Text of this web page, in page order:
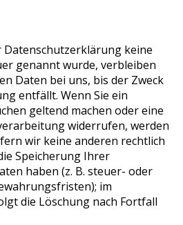
keine
genannt wurde, verbleiben
Daten bei uns, bis der Zweck
entfällt. Wenn Sie ein
geltend machen oder eine
widerrufen, werden
wir keine anderen rechtlich
Speicherung Ihrer
haben (z. B. steuer- oder
im
die Löschung nach Fortfall